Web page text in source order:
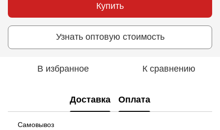
Купить
Узнать оптовую стоимость
В избранное К сравнению
Доставка Оплата
Самовывоз